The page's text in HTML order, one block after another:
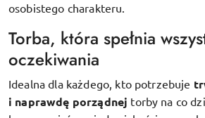
osobistego charakteru.
Torba, która spełnia
oczekiwania
Idealna dla każdego, kto potrzebuje
i naprawdę porządnej torby na co